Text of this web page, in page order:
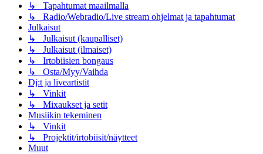
↳ Tapahtumat maailmalla
↳ Radio/Webradio/Live stream ohjelmat ja tapahtumat
Julkaisut
↳ Julkaisut (kaupalliset)
↳ Julkaisut (ilmaiset)
↳ Irtobiisien bongaus
↳ Osta/Myy/Vaihda
Dj:t ja liveartistit
↳ Vinkit
↳ Mixaukset ja setit
Musiikin tekeminen
↳ Vinkit
↳ Projektit/irtobiisit/näytteet
Muut